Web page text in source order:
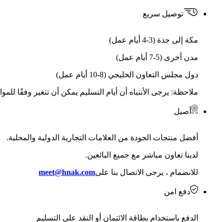
توصيل سريع
مكة إلى جدة (3-4 أيام عمل)
مدن أخرى (5-7 أيام عمل)
دول مجلس التعاون الخليجي (8-10 أيام عمل)
ملاحظة: يرجى الأنتباه أن أيام التسليم يمكن أن تتغير وفقًا
أصيل
أفضل منتجات الجودة من العلامات التجارية الدولية والمحلية.
لدينا تعاون مباشر مع جميع البائعين.
للانضمام ، يرجى الاتصال بنا علىmeet@hnak.com
دفع امن
الدفع باستخدام بطاقة الائتمان أو النقد على التسليم